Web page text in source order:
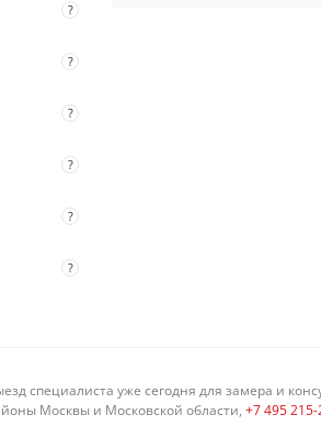
?
?
?
?
?
?
специалиста уже сегодня для замера и
Москвы и Московской области, +7 495 215-